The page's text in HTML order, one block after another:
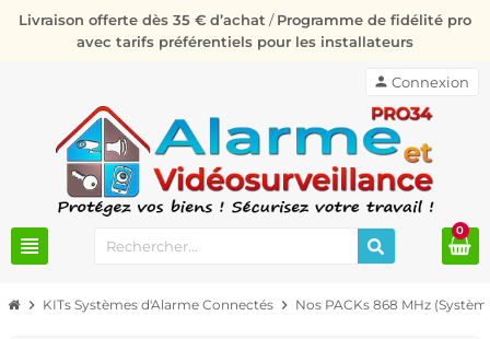
Livraison offerte dès 35 € d’achat /Programme de fidélité pro
avec tarifs préférentiels pour les installateurs
view_headline
person Connexion
0
chevron_right KITs Systèmes d'Alarme Connectés chevron_right Nos PACKs 868 MHz